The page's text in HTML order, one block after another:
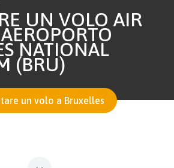
UN VOLO AIR
NATIONAL
(BRU)
un volo a Bruxelles